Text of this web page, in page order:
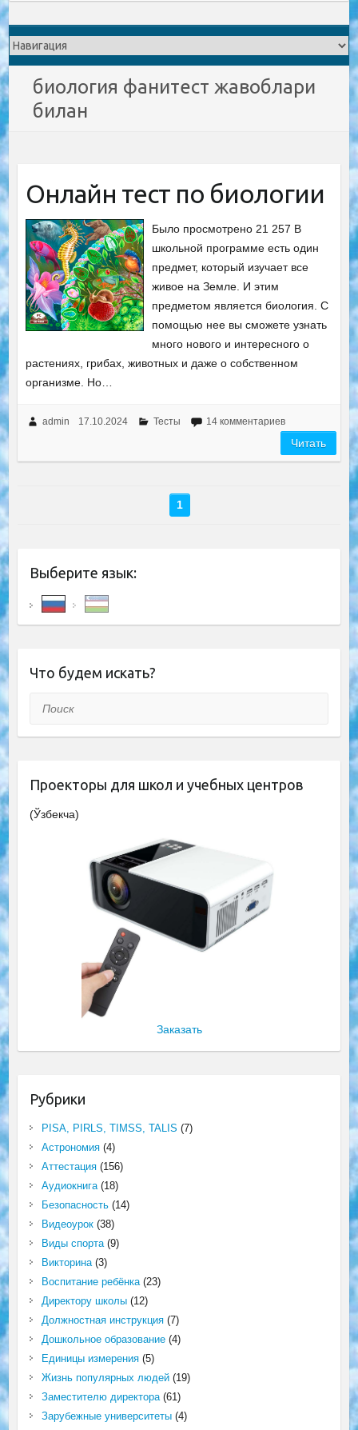
биология фанитест жавоблари
билан
Онлайн тест по биологии
Было просмотрено 21 257 В
школьной программе есть один
предмет, который изучает все
живое на Земле. И этим
предметом является биология. С
помощью нее вы сможете узнать
много нового и интересного о
растениях, грибах, животных и даже о собственном
организме. Но…
admin 17.10.2024 Тесты 14 комментариев
Читать
1
Выберите язык:
Что будем искать?
Поиск
Проекторы для школ и учебных центров
(Ўзбекча)
Заказать
Рубрики
PISA, PIRLS, TIMSS, TALIS (7)
Астрономия(4)
Аттестация(156)
Аудиокнига(18)
Безопасность(14)
Видеоурок(38)
Виды спорта(9)
Викторина(3)
Воспитание ребёнка(23)
Директору школы(12)
Должностная инструкция(7)
Дошкольное образование(4)
Единицы измерения(5)
Жизнь популярных людей(19)
Заместителю директора(61)
Зарубежные университеты(4)